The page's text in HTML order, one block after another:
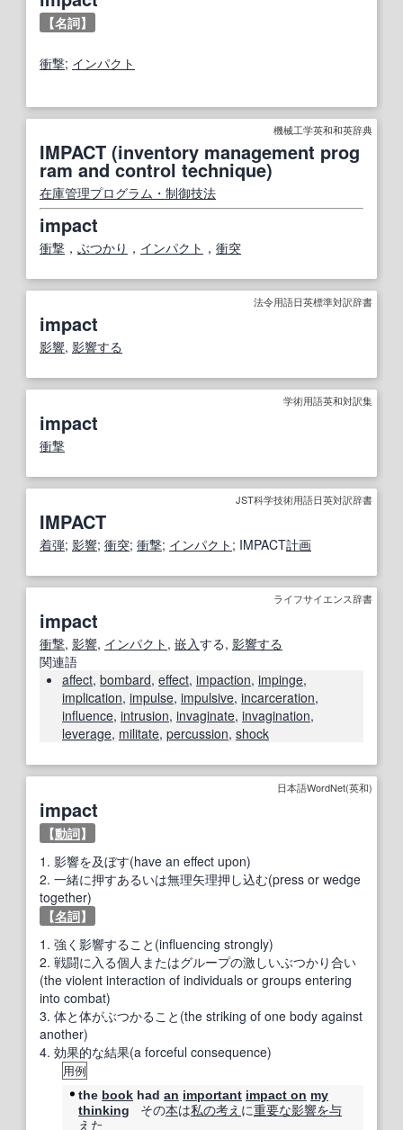
【名詞】
衝撃; インパクト
機械工学英和和英辞典
IMPACT (inventory management prog
ram and control technique)
在庫管理プログラム・制御技法
impact
衝撃 ， ぶつかり ， インパクト ， 衝突
法令用語日英標準対訳辞書
impact
影響, 影響する
学術用語英和対訳集
impact
衝撃
JST科学技術用語日英対訳辞書
IMPACT
着弾; 影響; 衝突; 衝撃; インパクト ; IMPACT計画
ライフサイエンス辞書
impact
衝撃, 影響, インパクト , 嵌入する, 影響する
関連語
affect, bombard, effect, impaction, impinge,
implication, impulse, impulsive, incarceration,
influence, intrusion, invaginate, invagination,
leverage, militate, percussion, shock
日本語WordNet(英和)
impact
【動詞】
1. 影響を及ぼす(have an effect upon)
2. 一緒に押すあるいは無理矢理押し込む(press or wedge
together)
【名詞】
1. 強く影響すること(influencing strongly)
2. 戦闘に入る個人またはグループの激しいぶつかり合い
(the violent interaction of individuals or groups entering
into combat)
3. 体と体がぶつかること(the striking of one body against
another)
4. 効果的な結果(a forceful consequence)
用例
the book had an important impact on my
thinking
その本は私の考え に重要な影響を与
えた